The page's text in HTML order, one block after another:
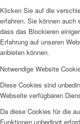
Klicken Sie auf die
erfahren. Sie können auch
dass das Blockieren
Erfahrung auf unseren
anbieten können.
Notwendige Website
Diese Cookies sind
Webseite verfügbaren
Da diese Cookies für die
Funktionen unbedingt